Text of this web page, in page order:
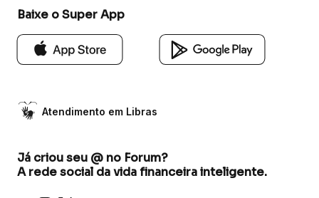
Baixe o Super App
Atendimento em Libras
Já criou seu @ no Forum?
A rede social da vida financeira inteligente.